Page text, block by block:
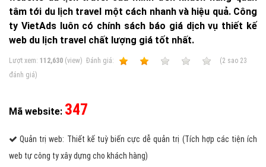
tâm tới du lịch travel một cách nhanh và hiệu quả. Công
ty VietAds luôn có chính sách báo giá dịch vụ thiết kế
web du lịch travel chất lượng giá tốt nhất.
Lượt xem: 112,630 (view) Ðánh giá: (2 sao 23
đánh giá)
Mã website: 347
Quản trị web: Thiết kế tuỳ biến cực dễ quản trị (Tích hợp các tiện ích
web tự công ty xây dựng cho khách hàng)